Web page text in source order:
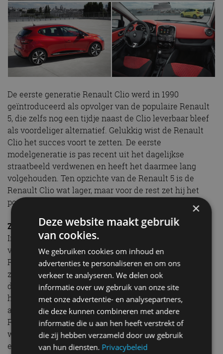
De eerste generatie Renault Clio werd in 1990
geïntroduceerd als opvolger van de populaire Renault
5, die zelfs nog een tijdje naast de Clio leverbaar bleef
als voordeliger alternatief. Gelukkig wist de Renault
Clio het succes voort te zetten. De eerste
modelgeneratie is pas recent uit het dagelijkse
straatbeeld verdwenen en heeft het daarmee lang
volgehouden. Ten opzichte van de Renault 5 is de
Renault Clio wat lager, maar voor de rest zet hij het
populaire hatchback-concept voort.
Zes generaties Renault Clio
Inmiddels zijn we toe aan de zesde modelgeneratie
van de Renault Clio. Bij de vijfde generatie koos
Renault voor het eerst voor een evolutie, maar de
zesde generatie Renault Clio is weer duidelijk anders
dan zijn voorganger. Opvallend is dat men voor een
heel andere designtaal heeft gekozen dan bij andere
actuele Renault-modellen. Onderhuids is de nieuwe
Renault Clio wel weer een evolutie, al zijn de motoren
wel nieuw. Er is voortaan keuze uit een benzinemotor
en een hybrideversie.
×
Deze website maakt gebruik
van cookies.
We gebruiken cookies om inhoud en
advertenties te personaliseren en om ons
verkeer te analyseren. We delen ook
informatie over uw gebruik van onze site
met onze advertentie- en analysepartners,
die deze kunnen combineren met andere
informatie die u aan hen heeft verstrekt of
die zij hebben verzameld door uw gebruik
van hun diensten. Privacybeleid